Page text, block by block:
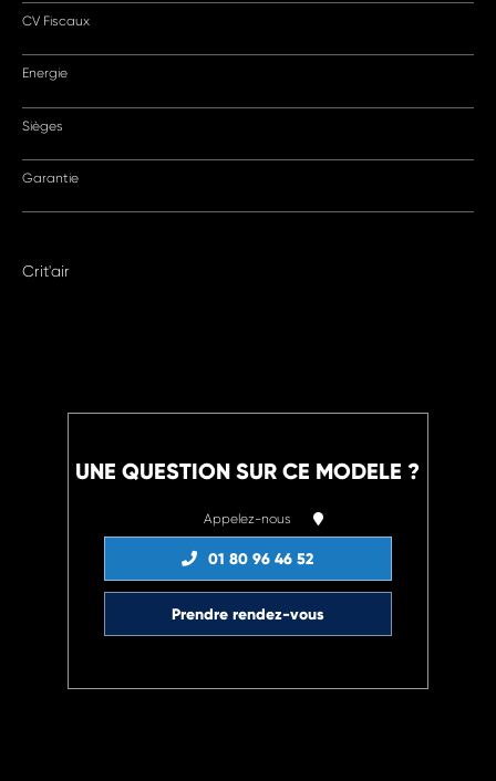
CV Fiscaux
Energie
Sièges
Garantie
Crit'air
UNE QUESTION SUR CE MODELE ?
Appelez-nous
01 80 96 46 52
Prendre rendez-vous